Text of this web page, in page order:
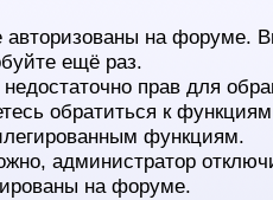
авторизованы на форуме.
ещё раз.
прав для
обратиться к
функциям.
администратор
на форуме.